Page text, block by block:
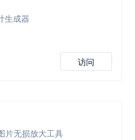
生成器
访问
片无损放大工具